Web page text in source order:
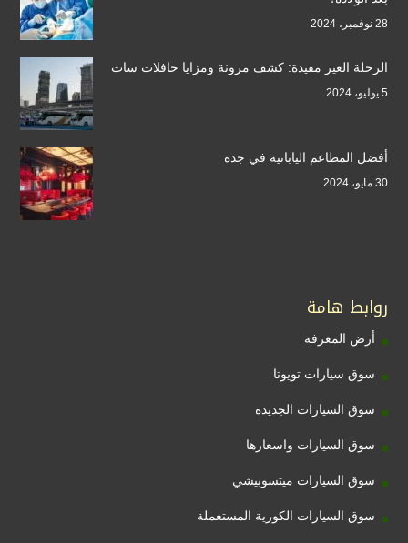
28 نوفمبر، 2024
الرحلة الغير مقيدة: كشف مرونة ومزايا حافلات سات
5 يوليو، 2024
أفضل المطاعم اليابانية في جدة
30 مايو، 2024
روابط هامة
أرض المعرفة
سوق سيارات تويوتا
سوق السيارات الجديده
سوق السيارات واسعارها
سوق السيارات ميتسوبيشي
سوق السيارات الكورية المستعملة